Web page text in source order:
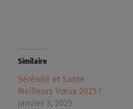
Similaire
Sérénité et Santé
Meilleurs Vœux 2025 !
janvier 3, 2025